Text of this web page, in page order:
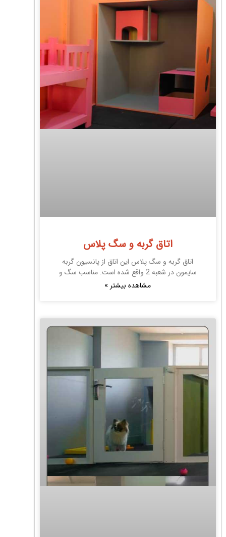
اتاق گربه و سگ پلاس
اتاق گربه و سگ پلاس این اتاق از پانسیون گربه
سایمون در شعبه 2 واقع شده است. مناسب سگ و
مشاهده بیشتر »